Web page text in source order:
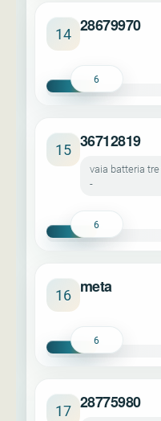
14 28679970
6
15 36712819
vaia batteria
-
6
16 meta
6
17 28775980